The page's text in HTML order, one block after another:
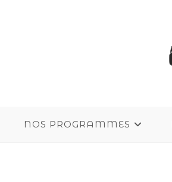
NOS PROGRAMMES